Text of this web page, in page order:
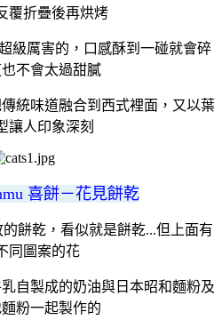
覆折疊後再烘烤
級厲害的，口感酥到一碰就會碎
不會太過甜膩
統味道融合到西式裡面，又以葉
讓人印象深刻
喜餅－花見餅乾
餅乾，看似就是餅乾...但上面有
同圖案的花
自製成的奶油與日本昭和麵粉及
粉一起製作的